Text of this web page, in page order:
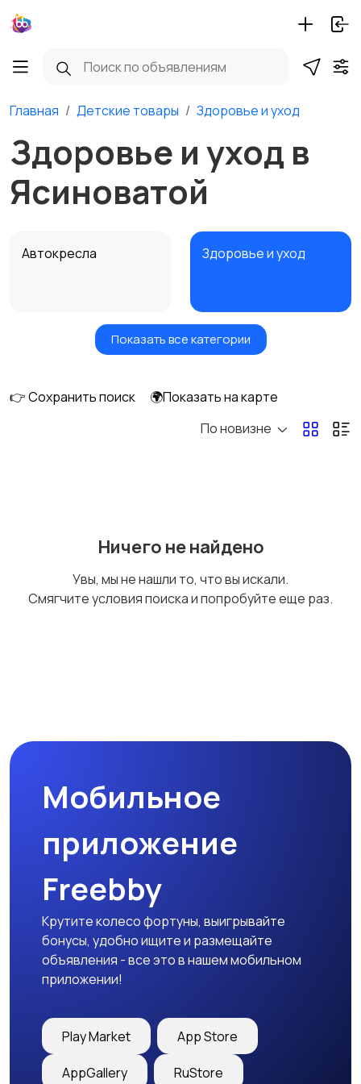
Главная Детские товары Здоровье и уход
Здоровье и уход в
Ясиноватой
Автокресла Здоровье и уход
Игрушки и игры Детские коляски
Купание
Детская одежда Детская обувь
Детский транспорт
Показать все категории
👉 Сохранить поиск
🌍Показать на карте
По новизне
Ничего не найдено
Увы, мы не нашли то, что вы искали.
Смягчите условия поиска и попробуйте еще раз.
Мобильное
приложение
Freebby
Крутите колесо фортуны, выигрывайте
бонусы, удобно ищите и размещайте
объявления - все это в нашем мобильном
приложении!
Play Market App Store
AppGallery RuStore